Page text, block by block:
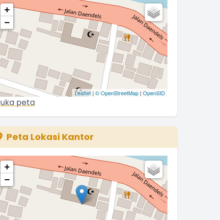
+
−
Leaflet | © OpenStreetMap | OpenSID
peta
Peta Lokasi Kantor
+
−